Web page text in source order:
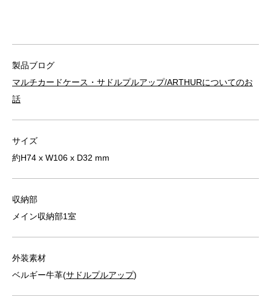
製品ブログ
マルチカードケース・サドルプルアップ/ARTHURについてのお
話
サイズ
約H74 x W106 x D32 mm
収納部
メイン収納部1室
外装素材
ベルギー牛革(サドルプルアップ)